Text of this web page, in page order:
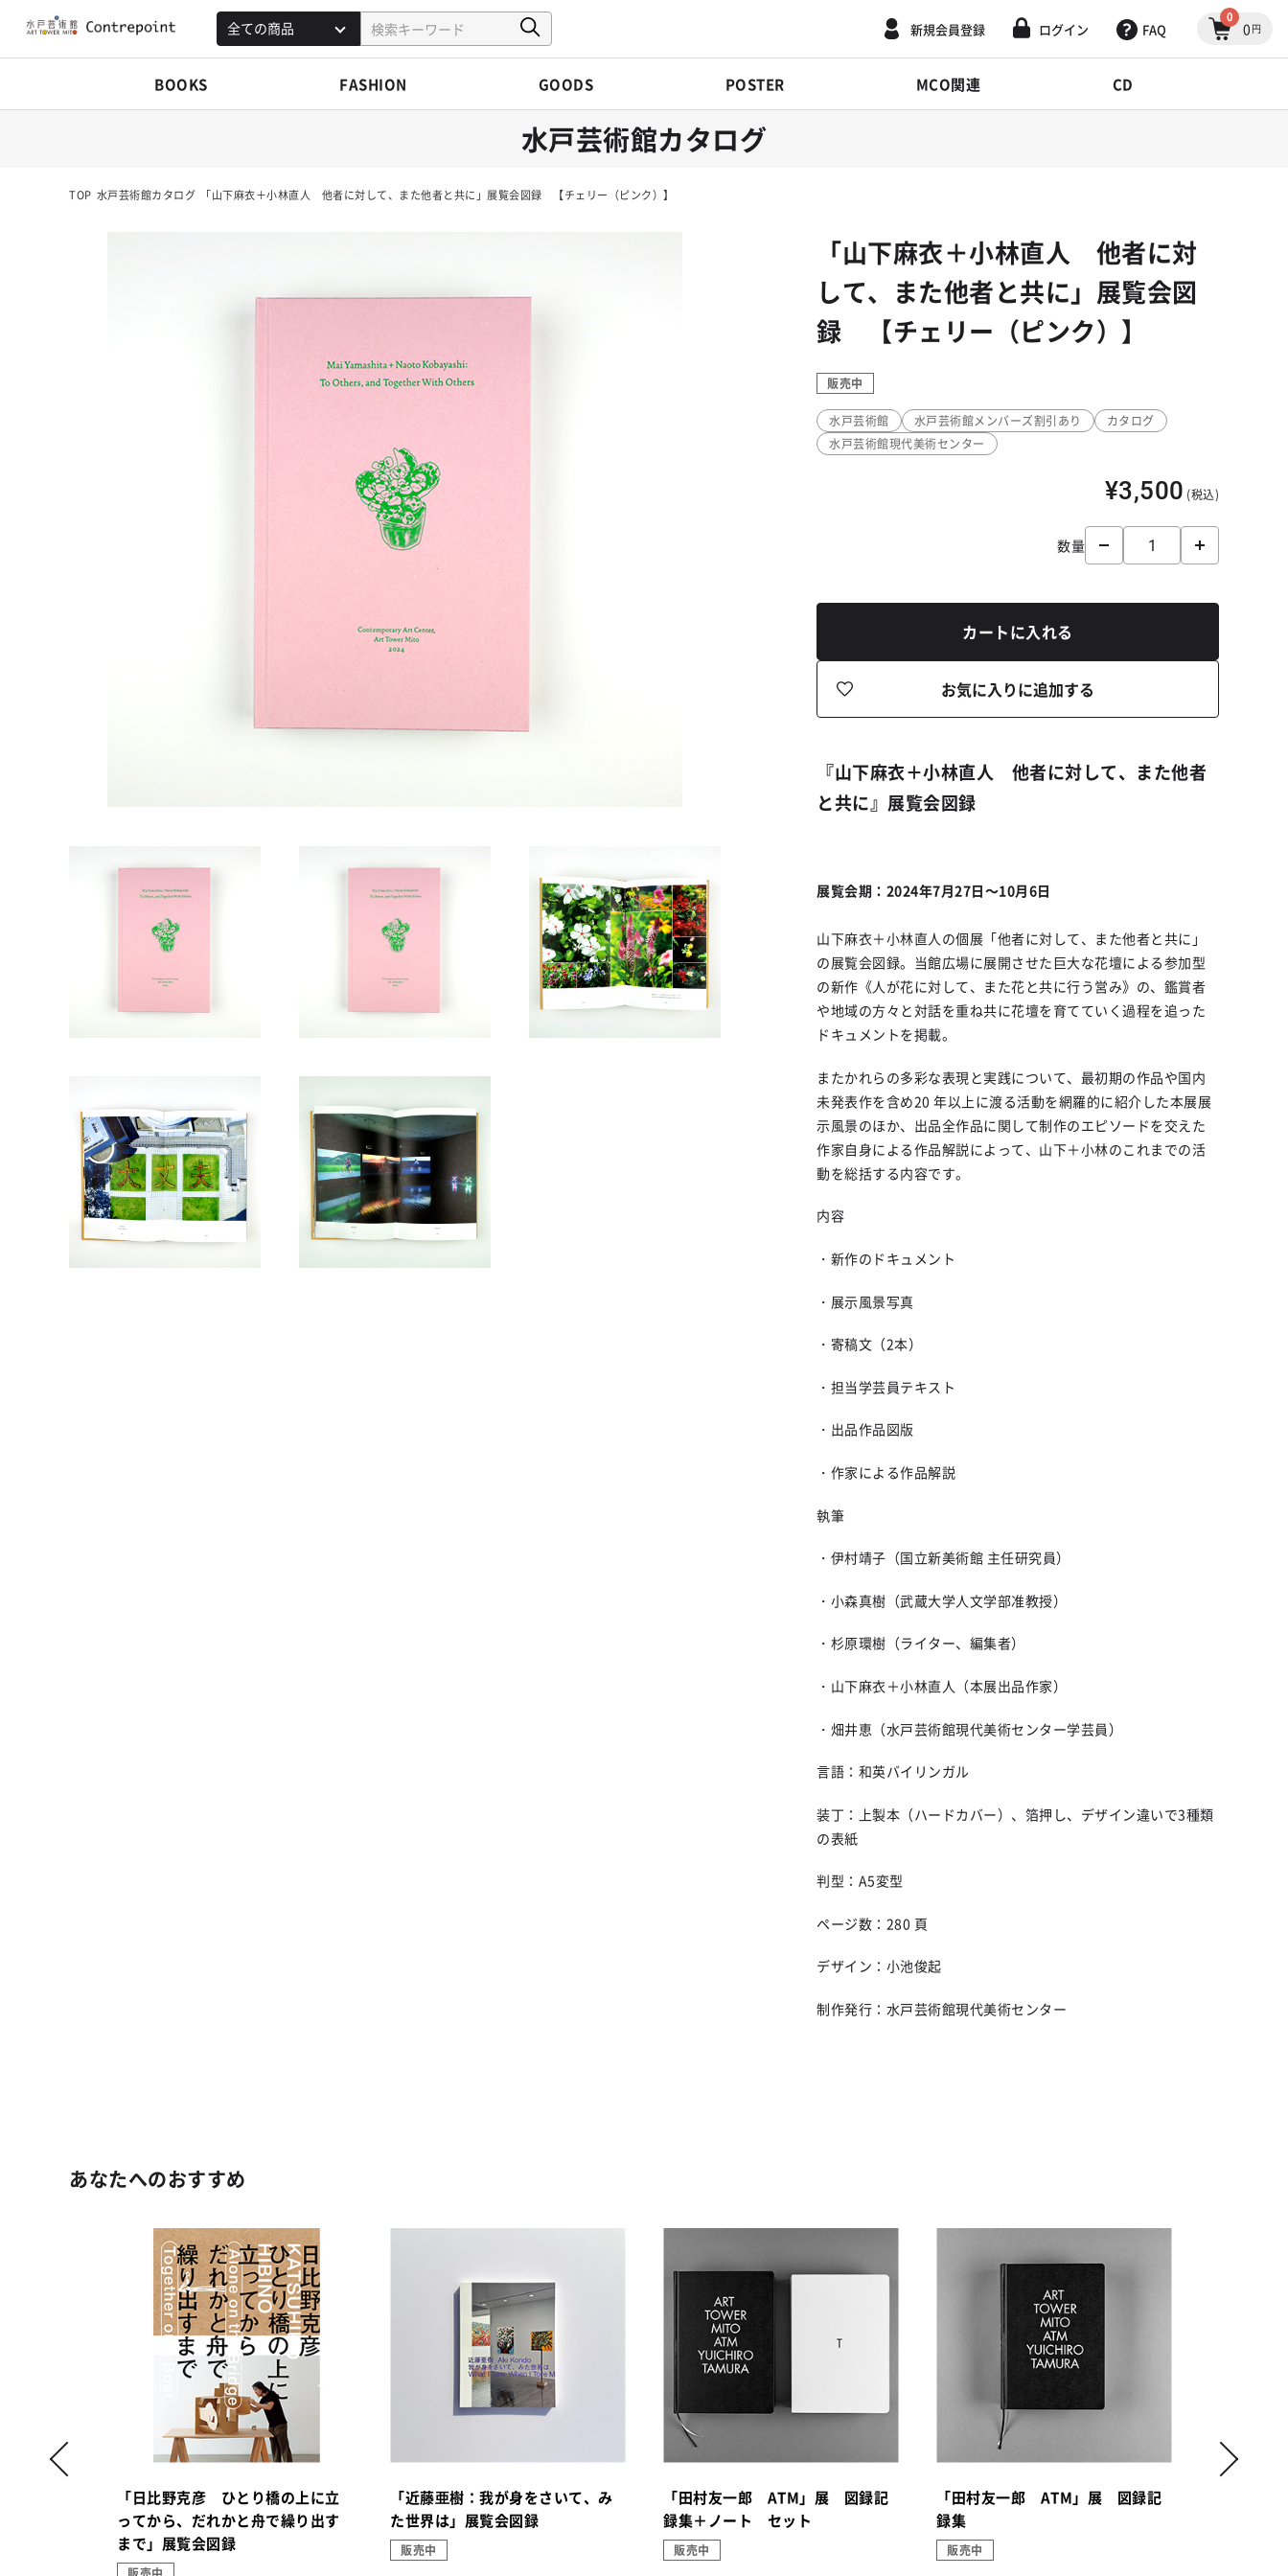
新規会員登録 ログイン FAQ
0
0 円
BOOKS FASHION GOODS POSTER MCO関連 CD
水戸芸術館カタログ
TOP 水戸芸術館カタログ 「山下麻衣＋小林直人 他者に対して、また他者と共に」展覧会図録 【チェリー（ピンク）】
「山下麻衣＋小林直人 他者に対
して、また他者と共に」展覧会図
録 【チェリー（ピンク）】
販売中
水戸芸術館 水戸芸術館メンバーズ割引あり
カタログ
水戸芸術館現代美術センター
¥3,500 (税込)
数量
カートに入れる
お気に入りに追加する
『山下麻衣＋小林直人 他者に対して、また他者
と共に』展覧会図録
展覧会期：2024年7月27日～10月6日
山下麻衣＋小林直人の個展「他者に対して、また他者と共に」
の展覧会図録。当館広場に展開させた巨大な花壇による参加型
の新作《人が花に対して、また花と共に行う営み》の、鑑賞者
や地域の方々と対話を重ね共に花壇を育てていく過程を追った
ドキュメントを掲載。
またかれらの多彩な表現と実践について、最初期の作品や国内
未発表作を含め20 年以上に渡る活動を網羅的に紹介した本展展
示風景のほか、出品全作品に関して制作のエピソードを交えた
作家自身による作品解説によって、山下＋小林のこれまでの活
動を総括する内容です。
内容
・新作のドキュメント
・展示風景写真
・寄稿文（2本）
・担当学芸員テキスト
・出品作品図版
・作家による作品解説
執筆
・伊村靖子（国立新美術館 主任研究員）
・小森真樹（武蔵大学人文学部准教授）
・杉原環樹（ライター、編集者）
・山下麻衣＋小林直人（本展出品作家）
・畑井恵（水戸芸術館現代美術センター学芸員）
言語：和英バイリンガル
装丁：上製本（ハードカバー）、箔押し、デザイン違いで3種類
の表紙
判型：A5変型
ページ数：280 頁
デザイン：小池俊起
制作発行：水戸芸術館現代美術センター
あなたへのおすすめ
「日比野克彦 ひとり橋の上に立
ってから、だれかと舟で繰り出す
まで」展覧会図録
販売中
「近藤亜樹：我が身をさいて、み
た世界は」展覧会図録
販売中
「田村友一郎 ATM」展 図録記
録集＋ノート セット
販売中
「田村友一郎 ATM」展 図録記
録集
販売中